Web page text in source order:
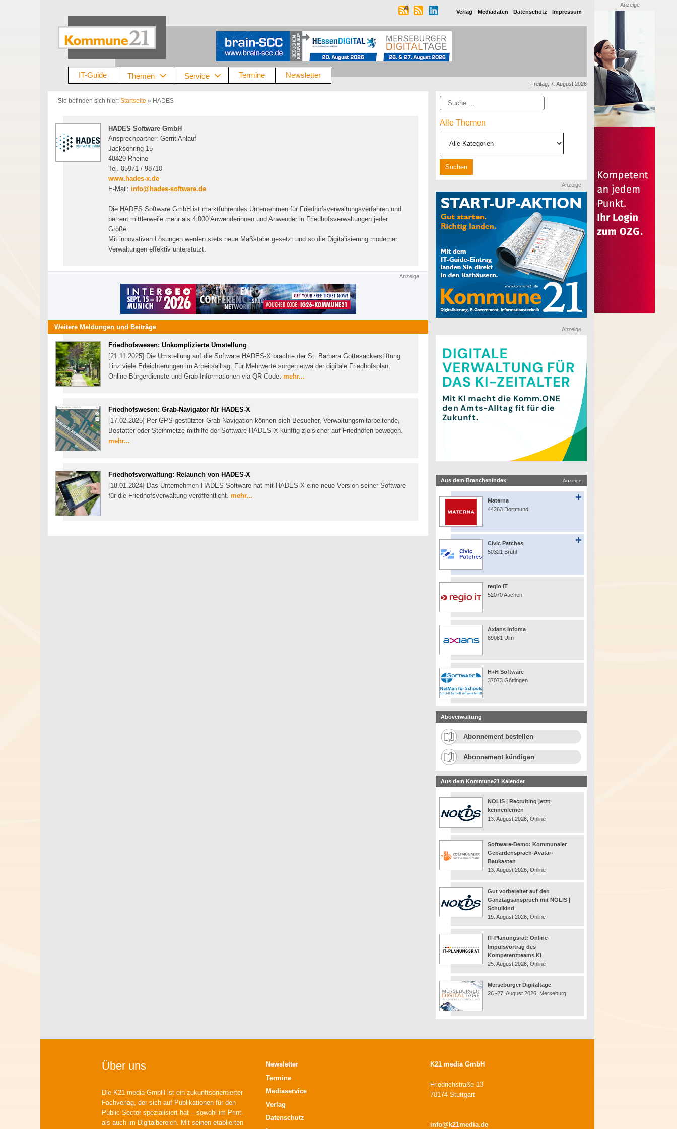
Verlag Mediadaten Datenschutz Impressum
IT-Guide Themen Service Termine Newsletter
Freitag, 7. August 2026
Sie befinden sich hier: Startseite » HADES
HADES Software GmbH
Ansprechpartner: Gerrit Anlauf
Jacksonring 15
48429 Rheine
Tel. 05971 / 98710
www.hades-x.de
E-Mail: info@hades-software.de
Die HADES Software GmbH ist marktführendes Unternehmen für Friedhofsverwaltungsverfahren und
betreut mittlerweile mehr als 4.000 Anwenderinnen und Anwender in Friedhofsverwaltungen jeder
Größe.
Mit innovativen Lösungen werden stets neue Maßstäbe gesetzt und so die Digitalisierung moderner
Verwaltungen effektiv unterstützt.
Anzeige
Weitere Meldungen und Beiträge
Friedhofswesen: Unkomplizierte Umstellung
[21.11.2025] Die Umstellung auf die Software HADES‑X brachte der St. Barbara Gottesackerstiftung
Linz viele Erleichterungen im Arbeitsalltag. Für Mehrwerte sorgen etwa der digitale Friedhofsplan,
Online-Bürgerdienste und Grab‑Informationen via QR‑Code. mehr...
Friedhofswesen: Grab-Navigator für HADES-X
[17.02.2025] Per GPS-gestützter Grab-Navigation können sich Besucher, Verwaltungsmitarbeitende,
Bestatter oder Steinmetze mithilfe der Software HADES-X künftig zielsicher auf Friedhöfen bewegen.
mehr...
Friedhofsverwaltung: Relaunch von HADES-X
[18.01.2024] Das Unternehmen HADES Software hat mit HADES-X eine neue Version seiner Software
für die Friedhofsverwaltung veröffentlicht. mehr...
Suche
Alle Themen
Anzeige
Anzeige
Aus dem Branchenindex Anzeige
Materna
44263 Dortmund
Civic Patches
50321 Brühl
regio iT
52070 Aachen
Axians Infoma
89081 Ulm
H+H Software
37073 Göttingen
Aboverwaltung
Abonnement bestellen
Abonnement kündigen
Aus dem Kommune21 Kalender
NOLIS | Recruiting jetzt
kennenlernen
13. August 2026, Online
Software-Demo: Kommunaler
Gebärdensprach-Avatar-
Baukasten
13. August 2026, Online
Gut vorbereitet auf den
Ganztagsanspruch mit NOLIS |
Schulkind
19. August 2026, Online
IT-Planungsrat: Online-
Impulsvortrag des
Kompetenzteams KI
25. August 2026, Online
Merseburger Digitaltage
26.-27. August 2026, Merseburg
Anzeige
Über uns
Die K21 media GmbH ist ein zukunftsorientierter
Fachverlag, der sich auf Publikationen für den
Public Sector spezialisiert hat – sowohl im Print-
als auch im Digitalbereich. Mit seinen etablierten
Newsletter
Termine
Mediaservice
Verlag
Datenschutz
K21 media GmbH
Friedrichstraße 13
70174 Stuttgart
info@k21media.de